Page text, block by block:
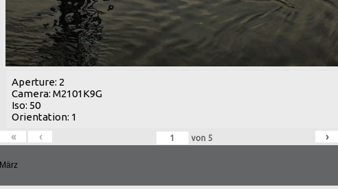
Aperture: 2
Camera: M2101K9G
Iso: 50
Orientation: 1
«
‹ von 5 ›
März